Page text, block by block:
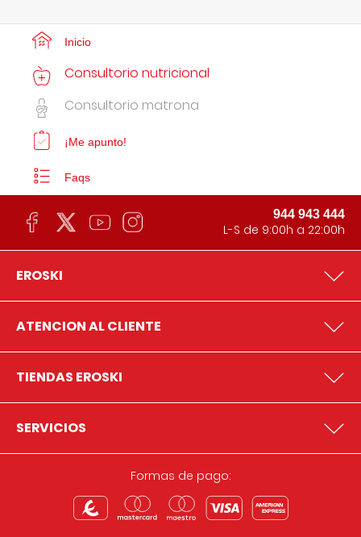
Inicio
Consultorio nutricional
Consultorio matrona
¡Me apunto!
Faqs
944 943 444
L-S de 9:00h a 22:00h
EROSKI
ATENCION AL CLIENTE
TIENDAS EROSKI
SERVICIOS
Formas de pago: